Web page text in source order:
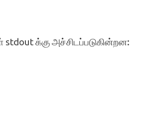
stdout க்கு அச்சிடப்படுகின்றன: